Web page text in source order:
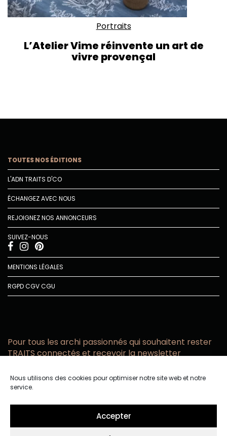
Nous utilisons des cookies pour optimiser notre site web et notre
service.
Accepter
Portraits
L’Atelier Vime réinvente un art de
vivre provençal
TOUTES NOS ÉDITIONS
L'ADN TRAITS D'CO
ÉCHANGEZ AVEC NOUS
REJOIGNEZ NOS ANNONCEURS
SUIVEZ-NOUS
MENTIONS LÉGALES
RGPDCGVCGU
Pour tous les archi passionnés qui souhaitent rester
TRAITS connectés et recevoir la newsletter
email
confidentialité.